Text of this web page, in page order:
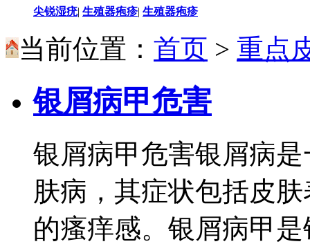
尖锐湿疣| 生殖器疱疹| 生殖器疱疹
当前位置： 首页 > 重点
银屑病甲危害
银屑病甲危害银屑病
肤病，其症状包括皮
的瘙痒感。银屑病甲